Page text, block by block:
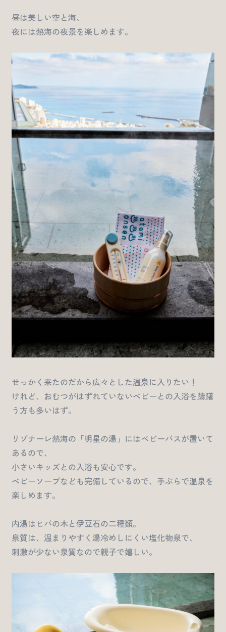
昼は美しい空と海、
夜には熱海の夜景を楽しめます。
せっかく来たのだから広々とした温泉に入りたい！
けれど、おむつがはずれていないベビーとの入浴を躊躇
う方も多いはず。
リゾナーレ熱海の「明星の湯」にはベビーバスが置いて
あるので、
小さいキッズとの入浴も安心です。
ベビーソープなども完備しているので、手ぶらで温泉を
楽しめます。
内湯はヒバの木と伊豆石の二種類。
泉質は、温まりやすく湯冷めしにくい塩化物泉で、
刺激が少ない泉質なので親子で嬉しい。